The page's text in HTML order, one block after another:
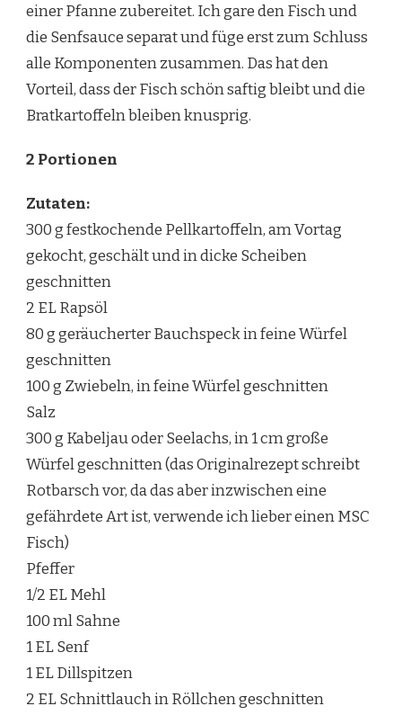
einer Pfanne zubereitet. Ich gare den Fisch und
die Senfsauce separat und füge erst zum Schluss
alle Komponenten zusammen. Das hat den
Vorteil, dass der Fisch schön saftig bleibt und die
Bratkartoffeln bleiben knusprig.
2 Portionen
Zutaten:
300 g festkochende Pellkartoffeln, am Vortag
gekocht, geschält und in dicke Scheiben
geschnitten
2 EL Rapsöl
80 g geräucherter Bauchspeck in feine Würfel
geschnitten
100 g Zwiebeln, in feine Würfel geschnitten
Salz
300 g Kabeljau oder Seelachs, in 1 cm große
Würfel geschnitten (das Originalrezept schreibt
Rotbarsch vor, da das aber inzwischen eine
gefährdete Art ist, verwende ich lieber einen MSC
Fisch)
Pfeffer
1/2 EL Mehl
100 ml Sahne
1 EL Senf
1 EL Dillspitzen
2 EL Schnittlauch in Röllchen geschnitten